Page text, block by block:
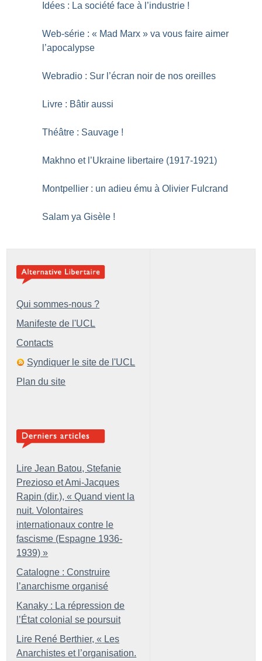
Idées : La société face à l’industrie !
Web-série : « Mad Marx » va vous faire aimer
l’apocalypse
Webradio : Sur l’écran noir de nos oreilles
Livre : Bâtir aussi
Théâtre : Sauvage !
Makhno et l’Ukraine libertaire (1917-1921)
Montpellier : un adieu ému à Olivier Fulcrand
Salam ya Gisèle !
Qui sommes-nous ?
Manifeste de l'UCL
Contacts
Syndiquer le site de l'UCL
Plan du site
Lire Jean Batou, Stefanie
Prezioso et Ami-Jacques
Rapin (dir.), « Quand vient la
nuit. Volontaires
internationaux contre le
fascisme (Espagne 1936-
1939) »
Catalogne : Construire
l’anarchisme organisé
Kanaky : La répression de
l’État colonial se poursuit
Lire René Berthier, « Les
Anarchistes et l’organisation.